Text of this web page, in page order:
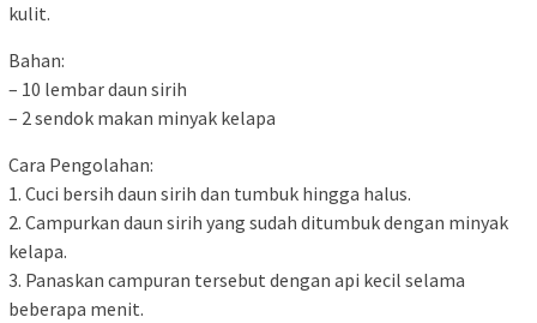
kulit.
Bahan:
– 10 lembar daun sirih
– 2 sendok makan minyak kelapa
Cara Pengolahan:
1. Cuci bersih daun sirih dan tumbuk hingga halus.
2. Campurkan daun sirih yang sudah ditumbuk dengan minyak
kelapa.
3. Panaskan campuran tersebut dengan api kecil selama
beberapa menit.